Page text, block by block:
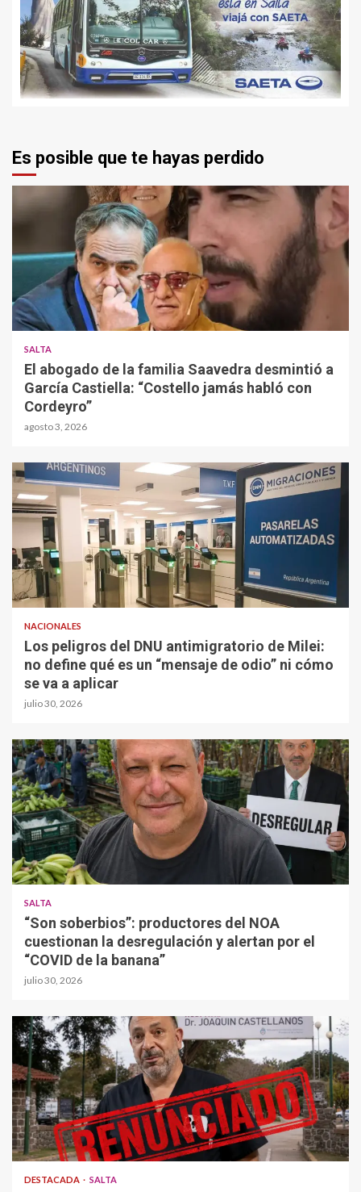
Es posible que te hayas perdido
SALTA
El abogado de la familia Saavedra desmintió a
García Castiella: “Costello jamás habló con
Cordeyro”
agosto 3, 2026
NACIONALES
Los peligros del DNU antimigratorio de Milei:
no define qué es un “mensaje de odio” ni cómo
se va a aplicar
julio 30, 2026
SALTA
“Son soberbios”: productores del NOA
cuestionan la desregulación y alertan por el
“COVID de la banana”
julio 30, 2026
DESTACADA SALTA